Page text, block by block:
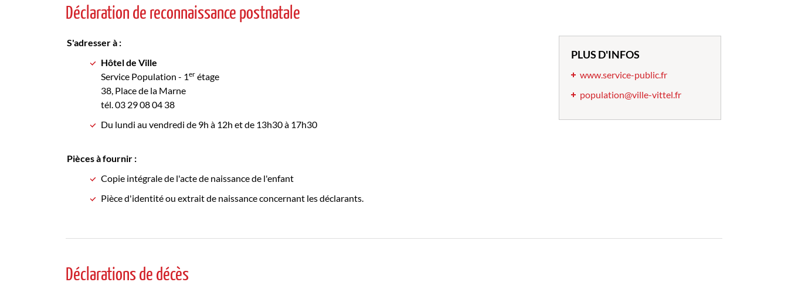
Déclaration de reconnaissance postnatale
S'adresser à :
Hôtel de Ville
Service Population - 1er étage
38, Place de la Marne
tél. 03 29 08 04 38
Du lundi au vendredi de 9h à 12h et de 13h30 à 17h30
Pièces à fournir :
Copie intégrale de l'acte de naissance de l'enfant
Pièce d'identité ou extrait de naissance concernant les déclarants.
PLUS D'INFOS
www.service-public.fr
population@ville-vittel.fr
Déclarations de décès